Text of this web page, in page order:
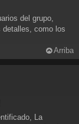
del grupo,
detalles, como los
Arriba
La